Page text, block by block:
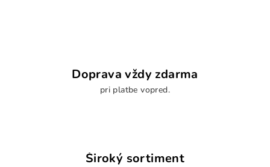
Doprava vždy zdarma
pri platbe vopred.
Široký sortiment